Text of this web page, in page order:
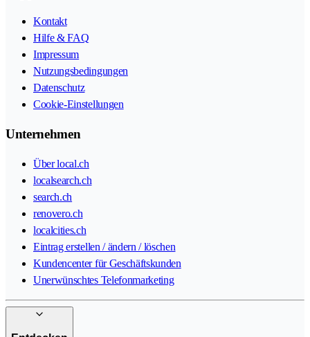
Kontakt
Hilfe & FAQ
Impressum
Nutzungsbedingungen
Datenschutz
Cookie-Einstellungen
Unternehmen
Über local.ch
localsearch.ch
search.ch
renovero.ch
localcities.ch
Eintrag erstellen / ändern / löschen
Kundencenter für Geschäftskunden
Unerwünschtes Telefonmarketing